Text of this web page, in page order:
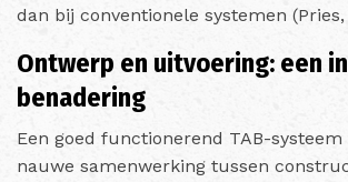
dan bij conventionele systemen
Ontwerp en uitvoering: een
benadering
Een goed functionerend TAB-
nauwe samenwerking tussen